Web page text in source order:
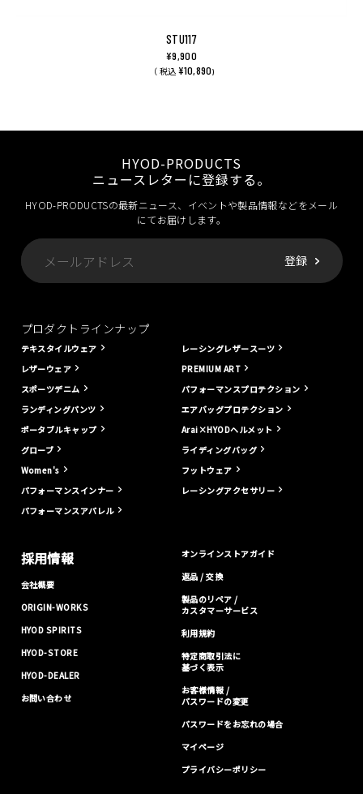
STU117
¥9,900
（ 税込 ¥10,890)
HYOD-PRODUCTS
ニュースレターに登録する。
HYOD-PRODUCTSの最新ニュース、イベントや製品情報などをメール
にてお届けします。
プロダクトラインナップ
テキスタイルウェア
レザーウェア
スポーツデニム
ランディングパンツ
ポータブルキャップ
グローブ
Women's
パフォーマンスインナー
パフォーマンスアパレル
レーシングレザースーツ
PREMIUM ART
パフォーマンスプロテクション
エアバッグプロテクション
Arai×HYODヘルメット
ライディングバッグ
フットウェア
レーシングアクセサリー
採用情報
会社概要
ORIGIN-WORKS
HYOD SPIRITS
HYOD-STORE
HYOD-DEALER
お問い合わせ
オンラインストアガイド
返品 / 交換
製品のリペア /
カスタマーサービス
利用規約
特定商取引法に
基づく表示
お客様情報 /
パスワードの変更
パスワードをお忘れの場合
マイページ
プライバシーポリシー